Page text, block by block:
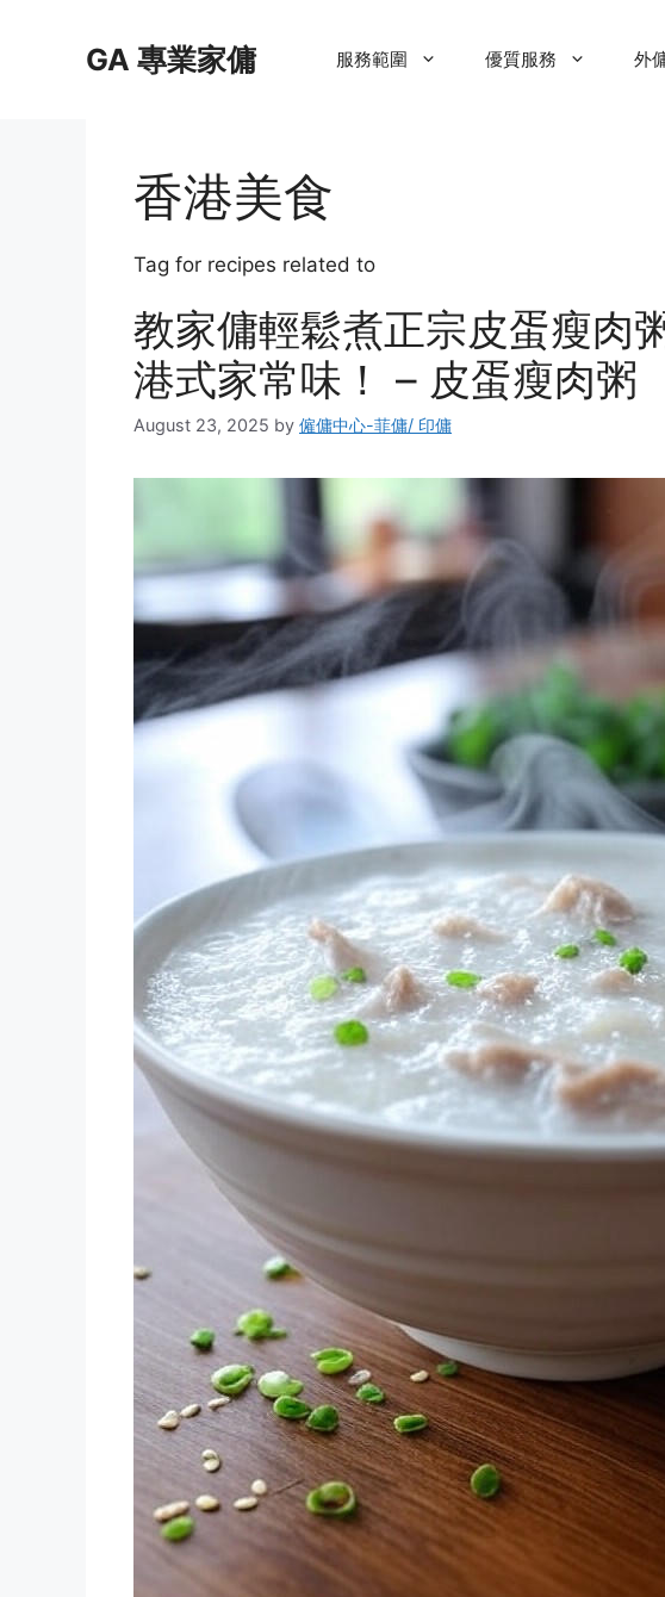
GA 專業家傭 服務範圍 優質服務 外
香港美食
Tag for recipes related to
教家傭輕鬆煮正宗皮蛋瘦肉
港式家常味！ – 皮蛋瘦肉粥
August 23, 2025 by 僱傭中心-菲傭/ 印傭